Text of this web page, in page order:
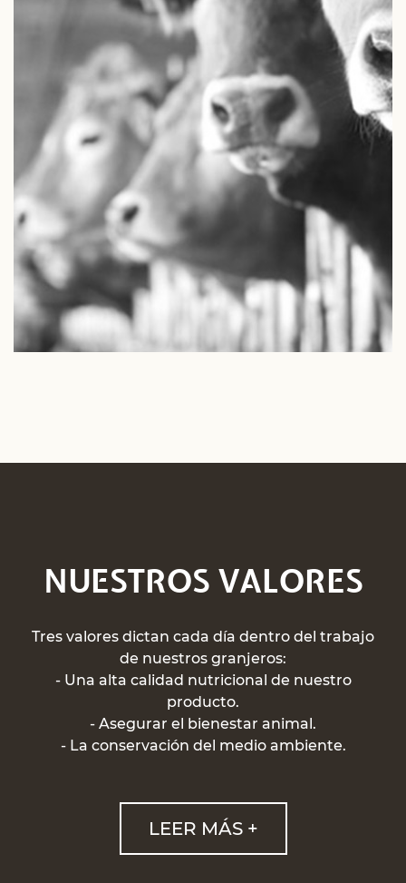
NUESTROS VALORES
Tres valores dictan cada día dentro del trabajo
de nuestros granjeros:
- Una alta calidad nutricional de nuestro
producto.
- Asegurar el bienestar animal.
- La conservación del medio ambiente.
LEER MÁS +